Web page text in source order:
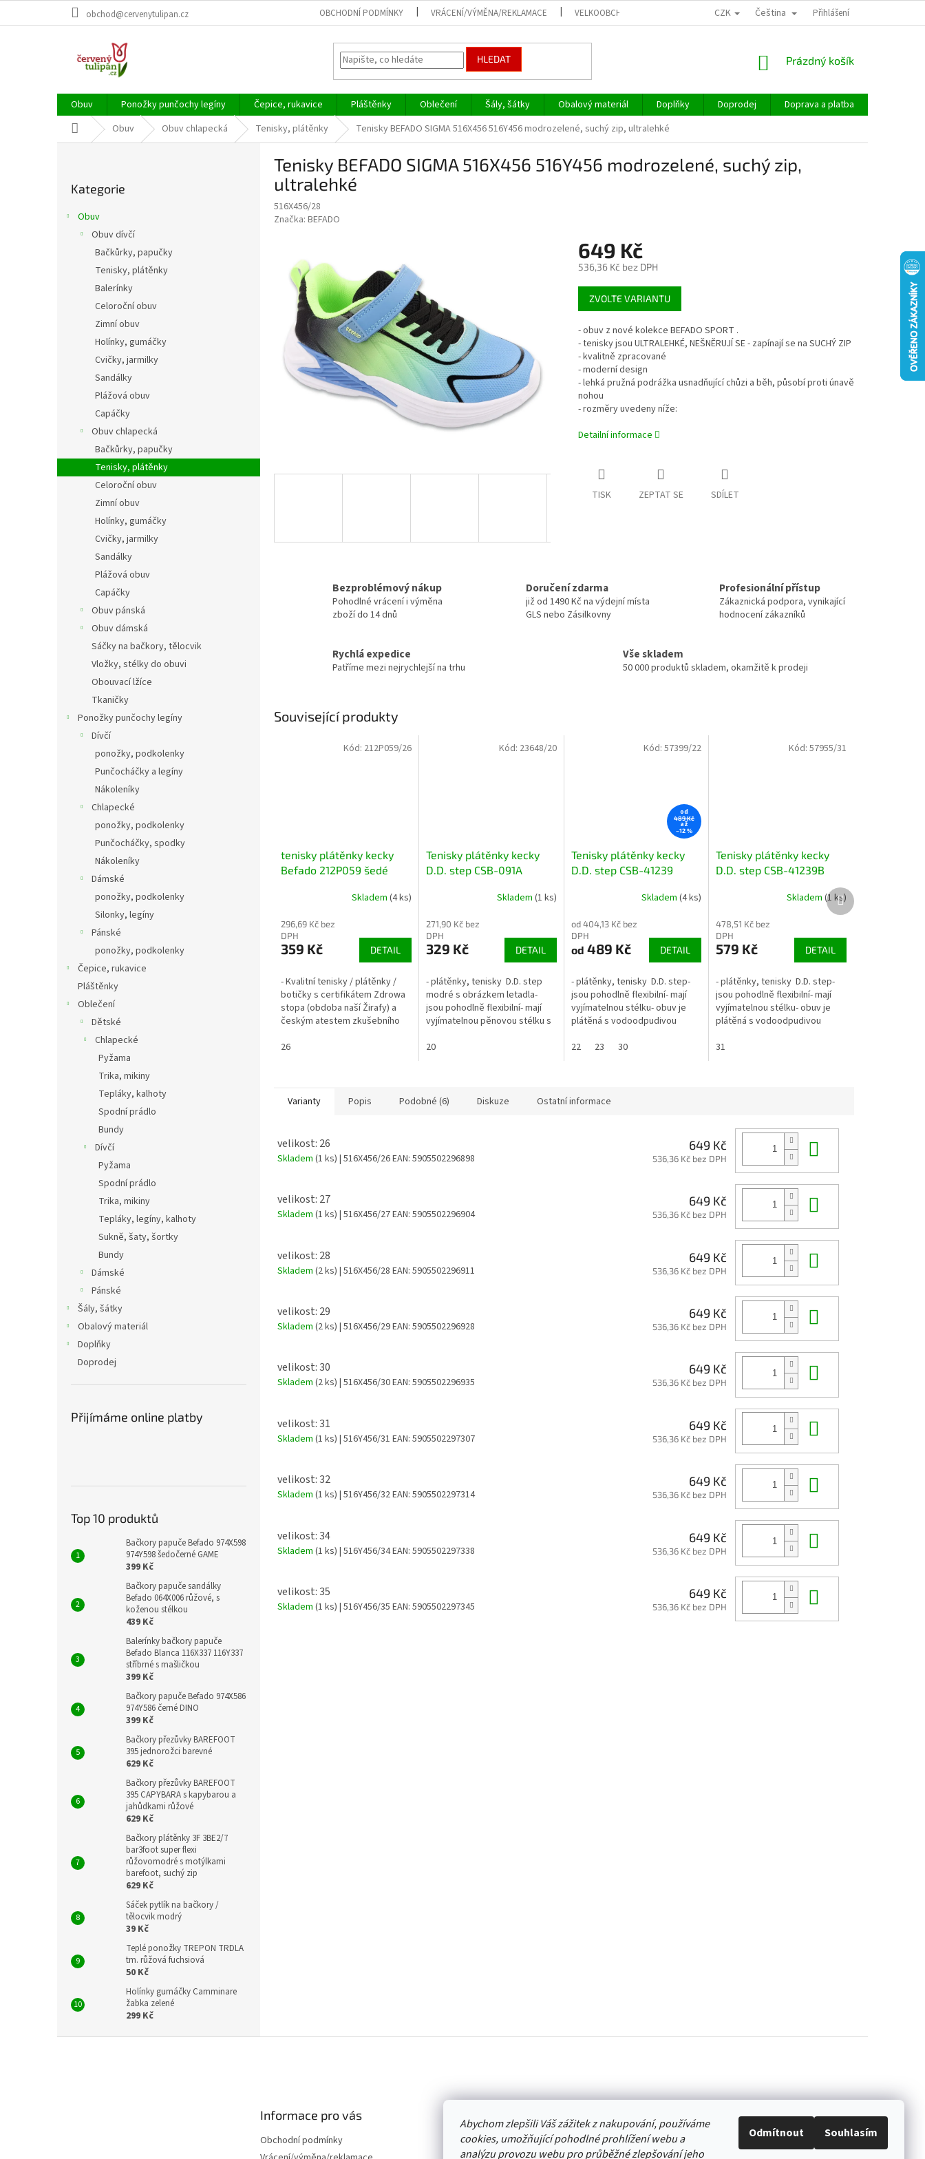
Abychom zlepšili Váš zážitek z nakupování, používáme
cookies, umožňující pohodlné prohlížení webu a
analýzu provozu webu pro průběžné zlepšování jeho
Odmítnout Souhlasím
obchod@cervenytulipan.cz OBCHODNÍ PODMÍNKY VRÁCENÍ/VÝMĚNA/REKLAMACE VELKOOBCHOD CZK Čeština Přihlášení
HLEDAT
NÁKUPNÍ
Prázdný košík
Obuv Ponožky punčochy legíny Čepice, rukavice Pláštěnky Oblečení Šály, šátky Obalový materiál Doplňky Doprodej Doprava a platba
Domů Obuv Obuv chlapecká Tenisky, plátěnky Tenisky BEFADO SIGMA 516X456 516Y456 modrozelené, suchý zip, ultralehké
kategorie
Kategorie
Obuv
Obuv dívčí
Bačkůrky, papučky
Tenisky, plátěnky
Balerínky
Celoroční obuv
Zimní obuv
Holínky, gumáčky
Cvičky, jarmilky
Sandálky
Plážová obuv
Capáčky
Obuv chlapecká
Bačkůrky, papučky
Tenisky, plátěnky
Celoroční obuv
Zimní obuv
Holínky, gumáčky
Cvičky, jarmilky
Sandálky
Plážová obuv
Capáčky
Obuv pánská
Obuv dámská
Sáčky na bačkory, tělocvik
Vložky, stélky do obuvi
Obouvací lžíce
Tkaničky
Ponožky punčochy legíny
Dívčí
ponožky, podkolenky
Punčocháčky a legíny
Nákoleníky
Chlapecké
ponožky, podkolenky
Punčocháčky, spodky
Nákoleníky
Dámské
ponožky, podkolenky
Silonky, legíny
Pánské
ponožky, podkolenky
Čepice, rukavice
Pláštěnky
Oblečení
Dětské
Chlapecké
Pyžama
Trika, mikiny
Tepláky, kalhoty
Spodní prádlo
Bundy
Dívčí
Pyžama
Spodní prádlo
Trika, mikiny
Tepláky, legíny, kalhoty
Sukně, šaty, šortky
Bundy
Dámské
Pánské
Šály, šátky
Obalový materiál
Doplňky
Doprodej
Přijímáme online platby
Top 10 produktů
Bačkory papuče Befado 974X598
974Y598 šedočerné GAME
399 Kč
Bačkory papuče sandálky
Befado 064X006 růžové, s
koženou stélkou
439 Kč
Balerínky bačkory papuče
Befado Blanca 116X337 116Y337
stříbrné s mašličkou
399 Kč
Bačkory papuče Befado 974X586
974Y586 černé DINO
399 Kč
Bačkory přezůvky BAREFOOT
395 jednorožci barevné
629 Kč
Bačkory přezůvky BAREFOOT
395 CAPYBARA s kapybarou a
jahůdkami růžové
629 Kč
Bačkory plátěnky 3F 3BE2/7
bar3foot super flexi
růžovomodré s motýlkami
barefoot, suchý zip
629 Kč
Sáček pytlík na bačkory /
tělocvik modrý
39 Kč
Teplé ponožky TREPON TRDLA
tm. růžová fuchsiová
50 Kč
Holínky gumáčky Camminare
žabka zelené
299 Kč
Tenisky BEFADO SIGMA 516X456 516Y456 modrozelené, suchý zip,
ultralehké
516X456/28
Značka: BEFADO
649 Kč
536,36 Kč bez DPH
Měrná
cena:
ZVOLTE VARIANTU
- obuv z nové kolekce BEFADO SPORT .
- tenisky jsou ULTRALEHKÉ, NEŠNĚRUJÍ SE - zapínají se na SUCHÝ ZIP
- kvalitně zpracované
- moderní design
- lehká pružná podrážka usnadňující chůzi a běh, působí proti únavě
nohou
- rozměry uvedeny níže:
Detailní informace
TISK ZEPTAT SE SDÍLET
Bezproblémový nákup
Pohodlné vrácení i výměna
zboží do 14 dnů
Doručení zdarma
již od 1490 Kč na výdejní místa
GLS nebo Zásilkovny
Profesionální přístup
Zákaznická podpora, vynikající
hodnocení zákazníků
Rychlá expedice
Patříme mezi nejrychlejší na trhu
Vše skladem
50 000 produktů skladem, okamžitě k prodeji
Související produkty
tenisky plátěnky kecky
Befado 212P059 šedé
Skladem (4 ks)
296,69 Kč bez
DPH
359 Kč DETAIL
- Kvalitní tenisky / plátěnky /
botičky s certifikátem Zdrowa
stopa (obdoba naší Žirafy) a
českým atestem zkušebního
2 suchými zipy- Obuv je...
26
Kód: 212P059/26
Tenisky plátěnky kecky
D.D. step CSB-091A
Skladem (1 ks)
271,90 Kč bez
DPH
329 Kč DETAIL
- plátěnky, tenisky D.D. step
modré s obrázkem letadla-
jsou pohodlně flexibilní- mají
vyjímatelnou pěnovou stélku s
na 2 suché zipy- rozměry níže:
20
Kód: 23648/20
od
489 Kč
až
–12 %
Tenisky plátěnky kecky
D.D. step CSB-41239
Skladem(4 ks)
od 404,13 Kč bez
DPH
od 489 Kč DETAIL
- plátěnky, tenisky D.D. step-
jsou pohodlně flexibilní- mají
vyjímatelnou stélku- obuv je
plátěná s vodoodpudivou
zapínání na 2 suché zipy- lze...
22 23 30
Kód:57399/22
Tenisky plátěnky kecky
D.D. step CSB-41239B
Skladem (1 ks)
478,51 Kč bez
DPH
579 Kč DETAIL
- plátěnky, tenisky D.D. step-
jsou pohodlně flexibilní- mají
vyjímatelnou stélku- obuv je
plátěná s vodoodpudivou
zapínání na 2...
31
Kód: 57955/31
Další
produkt
Varianty Popis Podobné (6) Diskuze Ostatní informace
velikost: 26
Skladem (1 ks) | 516X456/26EAN: 5905502296898
649 Kč
536,36 Kč bez DPH
velikost: 27
Skladem (1 ks) | 516X456/27EAN: 5905502296904
649 Kč
536,36 Kč bez DPH
velikost: 28
Skladem (2 ks) | 516X456/28 EAN: 5905502296911
649 Kč
536,36 Kč bez DPH
velikost: 29
Skladem (2 ks) | 516X456/29EAN: 5905502296928
649 Kč
536,36 Kč bez DPH
velikost: 30
Skladem (2 ks) | 516X456/30EAN: 5905502296935
649 Kč
536,36 Kč bez DPH
velikost: 31
Skladem (1 ks) | 516Y456/31 EAN: 5905502297307
649 Kč
536,36 Kč bez DPH
velikost: 32
Skladem (1 ks) | 516Y456/32EAN: 5905502297314
649 Kč
536,36 Kč bez DPH
velikost: 34
Skladem (1 ks) | 516Y456/34EAN: 5905502297338
649 Kč
536,36 Kč bez DPH
velikost: 35
Skladem (1 ks) | 516Y456/35 EAN: 5905502297345
649 Kč
536,36 Kč bez DPH
Informace pro vás
Obchodní podmínky